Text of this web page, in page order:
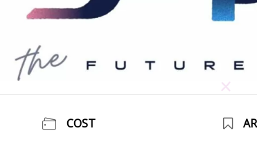
COST